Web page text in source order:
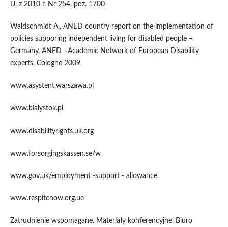
U. z 2010 r. Nr 254, poz. 1700
Waldschmidt A., ANED country report on the implementation of
policies supporing independent living for disabled people –
Germany, ANED –Academic Network of European Disability
experts, Cologne 2009
www.asystent.warszawa.pl
www.bialystok.pl
www.disabilityrights.uk.org
www.forsorgingskassen.se/w
www.gov.uk/employment -support - allowance
www.respitenow.org.ue
Zatrudnienie wspomagane. Materiały konferencyjne. Biuro